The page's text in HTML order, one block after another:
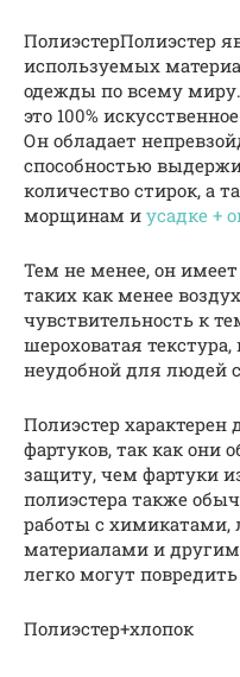
ПолиэстерПолиэстер
используемых
одежды по всему
это 100%
Он обладает
способностью
количество стирок, а
морщинам и усадке +
Тем не менее, он имеет
таких как менее
чувствительность к
шероховатая
неудобной для людей
Полиэстер
фартуков, так как они
защиту, чем фартуки
полиэстера также
работы с химикатами,
материалами и
легко могут
Полиэстер+хлопок